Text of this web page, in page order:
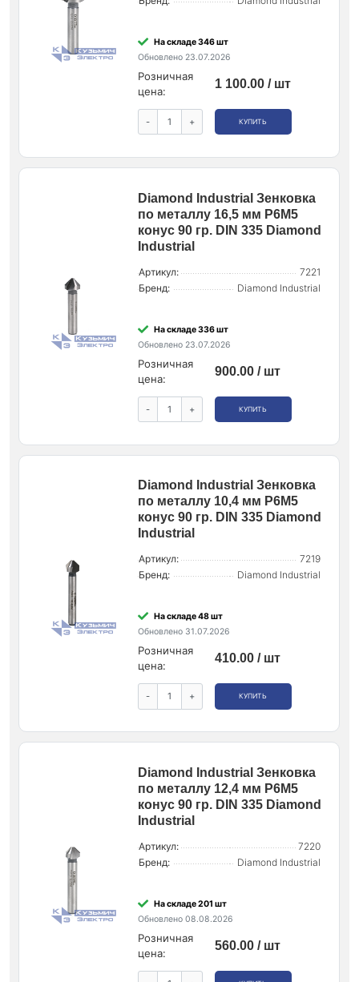
На складе 346 шт
Обновлено 23.07.2026
Розничная
цена:
1 100.00 / шт
- + КУПИТЬ
Diamond Industrial Зенковка
по металлу 16,5 мм P6M5
конус 90 гр. DIN 335 Diamond
Industrial
Артикул:
7221
Бренд:
Diamond Industrial
На складе 336 шт
Обновлено 23.07.2026
Розничная
цена:
900.00 / шт
- + КУПИТЬ
Diamond Industrial Зенковка
по металлу 10,4 мм P6M5
конус 90 гр. DIN 335 Diamond
Industrial
Артикул:
7219
Бренд:
Diamond Industrial
На складе 48 шт
Обновлено 31.07.2026
Розничная
цена:
410.00 / шт
- + КУПИТЬ
Diamond Industrial Зенковка
по металлу 12,4 мм P6M5
конус 90 гр. DIN 335 Diamond
Industrial
Артикул:
7220
Бренд:
Diamond Industrial
На складе 201 шт
Обновлено 08.08.2026
Розничная
цена:
560.00 / шт